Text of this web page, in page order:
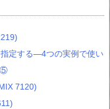
定する―4つの実例で使い
⑤
7120)